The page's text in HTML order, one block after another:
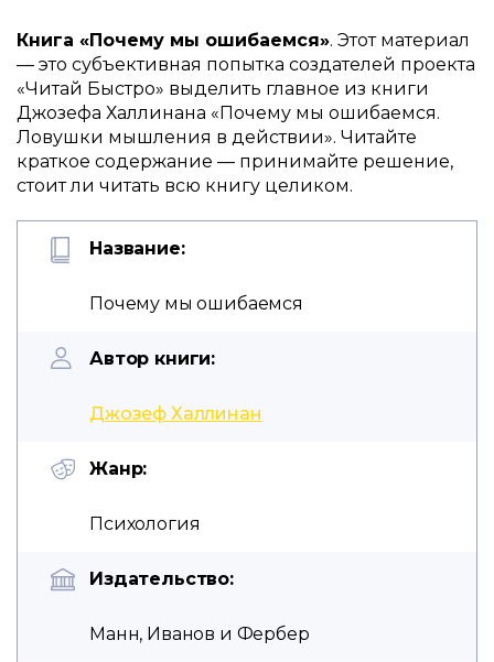
Книга «Почему мы ошибаемся». Этот материал
— это субъективная попытка создателей проекта
«Читай Быстро» выделить главное из книги
Джозефа Халлинана «Почему мы ошибаемся.
Ловушки мышления в действии». Читайте
краткое содержание — принимайте решение,
стоит ли читать всю книгу целиком.
Название:
Почему мы ошибаемся
Автор книги:
Джозеф Халлинан
Жанр:
Психология
Издательство:
Манн, Иванов и Фербер